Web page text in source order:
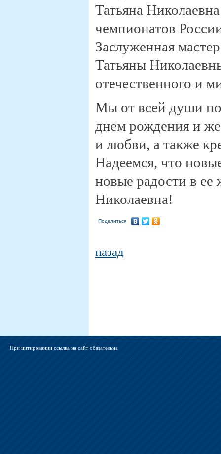
Татьяна
чемпионатов
Заслуженная
Татьяны
отечественного и
Мы от всей души
днем рождения и
и любви, а также
Надеемся, что
новые радости в
Николаевна!
Поделиться
назад
При цитировании ссылка на сайт обязательна